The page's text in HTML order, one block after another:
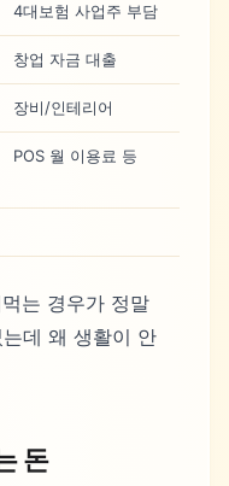
4대보험 사업주 부담
창업 자금 대출
장비/인테리어
POS 월 이용료 등
는 경우가 정말
데 왜 생활이 안
돈